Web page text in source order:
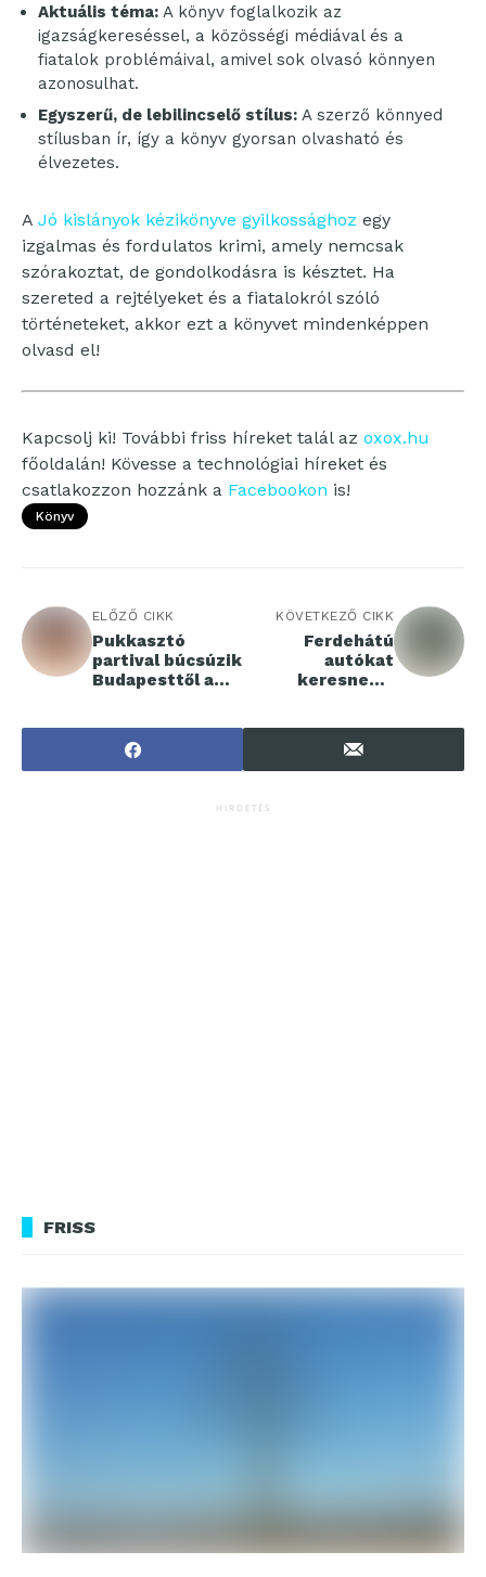
Aktuális téma: A könyv foglalkozik az
igazságkereséssel, a közösségi médiával és a
fiatalok problémáival, amivel sok olvasó könnyen
azonosulhat.
Egyszerű, de lebilincselő stílus: A szerző könnyed
stílusban ír, így a könyv gyorsan olvasható és
élvezetes.
A Jó kislányok kézikönyve gyilkossághoz egy
izgalmas és fordulatos krimi, amely nemcsak
szórakoztat, de gondolkodásra is késztet. Ha
szereted a rejtélyeket és a fiatalokról szóló
történeteket, akkor ezt a könyvet mindenképpen
olvasd el!
Kapcsolj ki! További friss híreket talál az oxox.hu
főoldalán! Kövesse a technológiai híreket és
csatlakozzon hozzánk a Facebookon is!
Könyv
ELŐZŐ CIKK
Pukkasztó
partival búcsúzik
Budapesttől a
KÖVETKEZŐ CIKK
Ferdehátú
autókat
keresnek a
HIRDETÉS
FRISS